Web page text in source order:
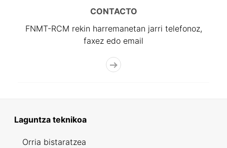
CONTACTO
FNMT-RCM rekin harremanetan jarri telefonoz,
faxez edo email
Laguntza teknikoa
Orria bistaratzea